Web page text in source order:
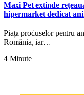
Maxi Pet extinde
hipermarket dedicat
Piața produselor pentru
România, iar…
4 Minute